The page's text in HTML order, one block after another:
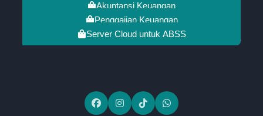
Akuntansi Keuangan
Penggajian Keuangan
Server Cloud untuk ABSS